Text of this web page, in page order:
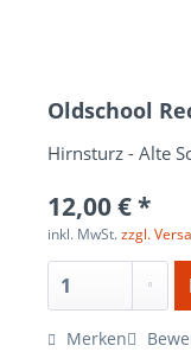
Oldschool
Hirnsturz - Alte
12,00 € *
inkl. MwSt.zzgl.
Merken